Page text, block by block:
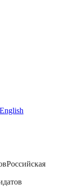
English
Российская